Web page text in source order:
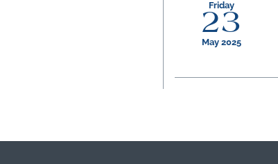
Friday
23
May 2025